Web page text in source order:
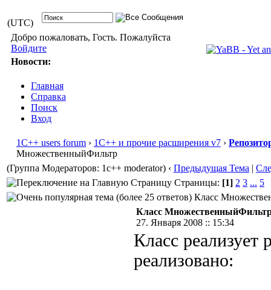
(UTC)
Добро пожаловать, Гость. Пожалуйста
Войдите
Новости:
Главная
Справка
Поиск
Вход
1С++ users forum › 1С++ и прочие расширения v7 ›
МножественныйФильтр
(Группа Модераторов: 1c++ moderator) ‹ Предыдущая Тема |
Страницы: [1] 2 3 ... 5
Класс
Класс
27. Января 2008 :: 15:34
Класс реализует
реализовано: